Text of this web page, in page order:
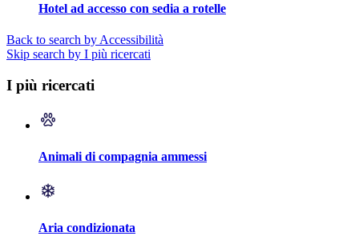
Hotel ad accesso con sedia a rotelle
Back to search by Accessibilità
Skip search by I più ricercati
I più ricercati
Animali di compagnia ammessi
Aria condizionata